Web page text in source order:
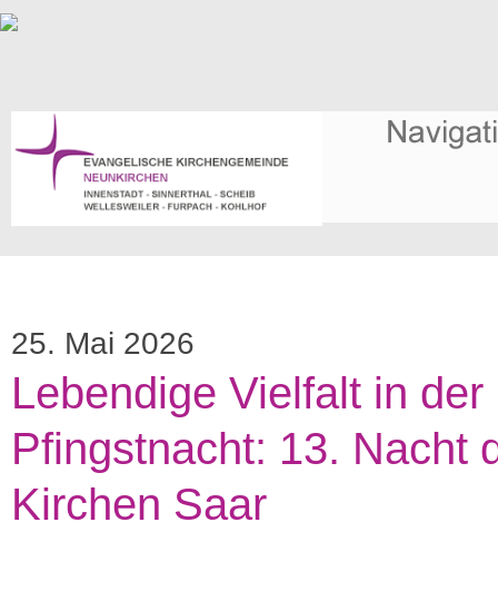
25. Mai 2026
Lebendige Vielfalt in der
Pfingstnacht: 13. Nacht
Kirchen Saar